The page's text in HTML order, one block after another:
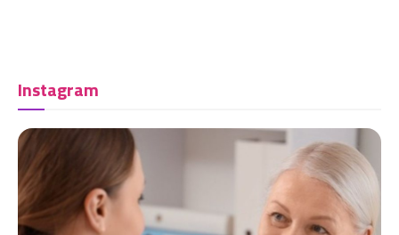
Instagram